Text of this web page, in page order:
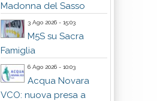
Madonna del Sasso
3 Ago 2026 - 15:03
M5S su Sacra
Famiglia
6 Ago 2026 - 10:03
Acqua Novara
VCO: nuova presa a